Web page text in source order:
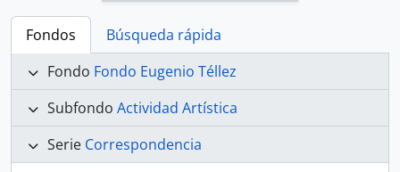
Fondos
Búsqueda rápida
Fondo Fondo Eugenio Téllez
Subfondo Actividad Artística
Serie Correspondencia